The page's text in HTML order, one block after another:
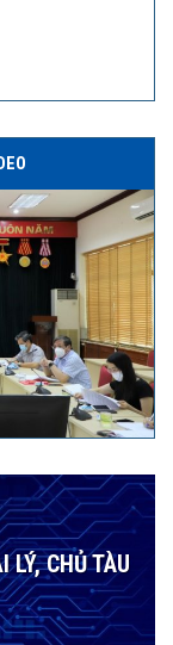
LÝ, CHỦ TÀU